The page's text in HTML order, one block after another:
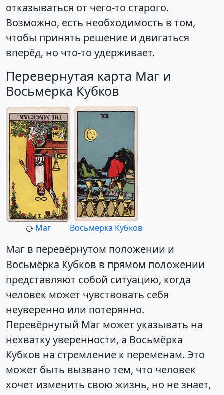
отказываться от чего-то старого.
Возможно, есть необходимость в том,
чтобы принять решение и двигаться
вперёд, но что-то удерживает.
Перевернутая карта Маг и
Восьмерка Кубков
Маг Восьмерка Кубков
Маг в перевёрнутом положении и
Восьмёрка Кубков в прямом положении
представляют собой ситуацию, когда
человек может чувствовать себя
неуверенно или потерянно.
Перевёрнутый Маг может указывать на
нехватку уверенности, а Восьмёрка
Кубков на стремление к переменам. Это
может быть вызвано тем, что человек
хочет изменить свою жизнь, но не знает,